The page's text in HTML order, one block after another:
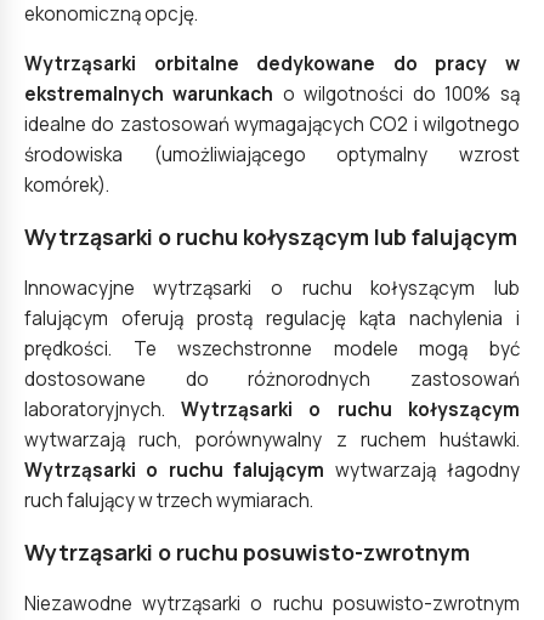
ekonomiczną opcję.
Wytrząsarki orbitalne dedykowane do pracy w
ekstremalnych warunkach o wilgotności do 100% są
idealne do zastosowań wymagających CO2 i wilgotnego
środowiska (umożliwiającego optymalny wzrost
komórek).
Wytrząsarki o ruchu kołyszącym lub falującym
Innowacyjne wytrząsarki o ruchu kołyszącym lub
falującym oferują prostą regulację kąta nachylenia i
prędkości. Te wszechstronne modele mogą być
dostosowane do różnorodnych zastosowań
laboratoryjnych. Wytrząsarki o ruchu kołyszącym
wytwarzają ruch, porównywalny z ruchem huśtawki.
Wytrząsarki o ruchu falującym wytwarzają łagodny
ruch falujący w trzech wymiarach.
Wytrząsarki o ruchu posuwisto-zwrotnym
Niezawodne wytrząsarki o ruchu posuwisto-zwrotnym